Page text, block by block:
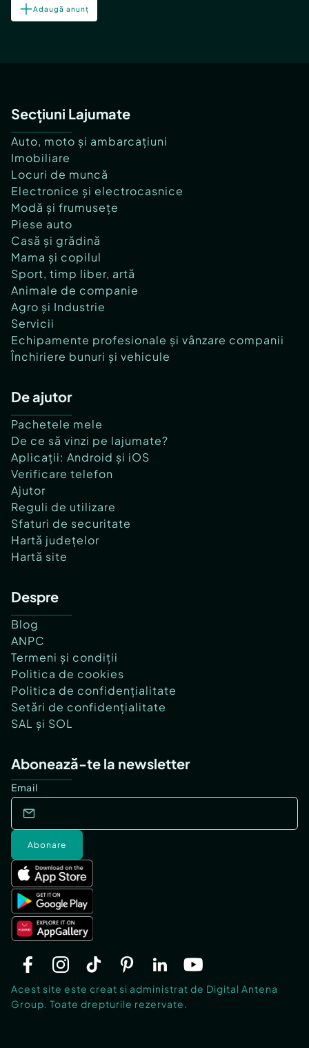
Adaugă anunț
Secțiuni Lajumate
Auto, moto și ambarcațiuni
Imobiliare
Locuri de muncă
Electronice și electrocasnice
Modă și frumusețe
Piese auto
Casă și grădină
Mama și copilul
Sport, timp liber, artă
Animale de companie
Agro și Industrie
Servicii
Echipamente profesionale și vânzare companii
Închiriere bunuri și vehicule
De ajutor
Pachetele mele
De ce să vinzi pe lajumate?
Aplicații: Android și iOS
Verificare telefon
Ajutor
Reguli de utilizare
Sfaturi de securitate
Hartă județelor
Hartă site
Despre
Blog
ANPC
Termeni și condiții
Politica de cookies
Politica de confidențialitate
Setări de confidențialitate
SAL și SOL
Abonează-te la newsletter
Email
Abonare
Acest site este creat si administrat de Digital Antena
Group. Toate drepturile rezervate.